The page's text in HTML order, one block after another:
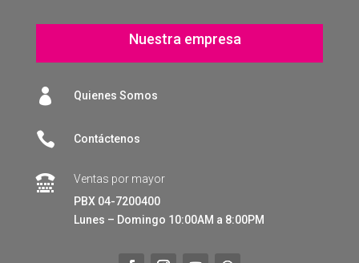
Nuestra empresa
 Quienes Somos
 Contáctenos

Ventas por mayor
PBX 04-7200400
Lunes – Domingo 10:00AM a 8:00PM